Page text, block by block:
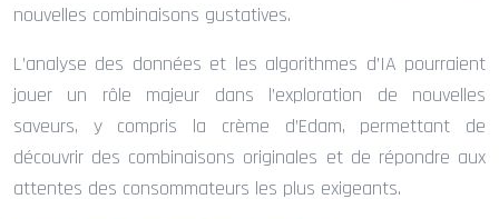
nouvelles combinaisons gustatives.
L’analyse des données et les algorithmes d’IA pourraient
jouer un rôle majeur dans l’exploration de nouvelles
saveurs, y compris la crème d’Edam, permettant de
découvrir des combinaisons originales et de répondre aux
attentes des consommateurs les plus exigeants.